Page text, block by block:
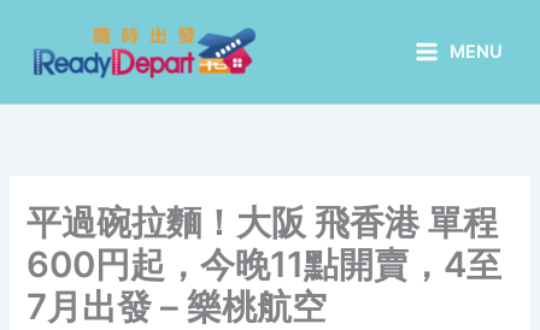
content
MENU
平過碗拉麵！大阪 飛香港 單程
600円起，今晚11點開賣，4至
7月出發 – 樂桃航空